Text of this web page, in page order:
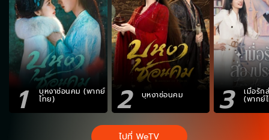
1 บุหงาซ่อนคม (พากย์
ไทย) 2 บุหงาซ่อนคม 3 เมื่อรัก
(พากย์
ไปที่ WeTV